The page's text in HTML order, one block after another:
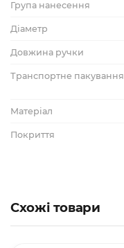
Група нанесення
Діаметр
Довжина ручки
Транспортне пакування
Матеріал
Покриття
Схожі товари